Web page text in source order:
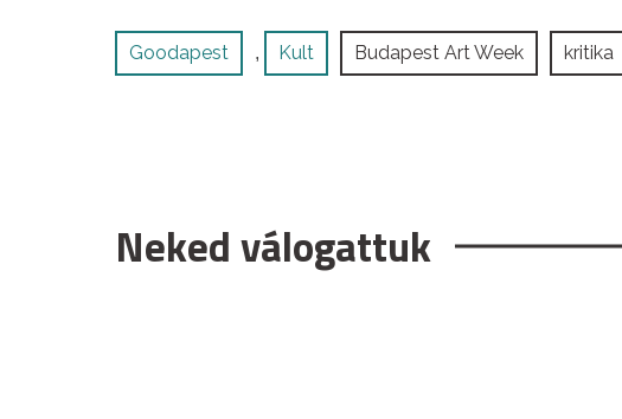
Goodapest , Kult Budapest Art Week kritika
Neked válogattuk